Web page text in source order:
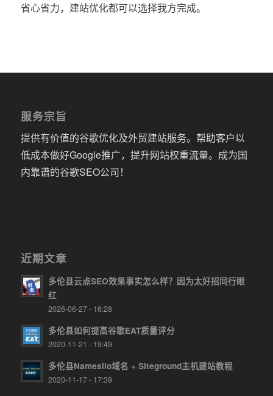
省心省力，建站优化都可以选择我方完成。
服务宗旨
提供有价值的谷歌优化及外贸建站服务。帮助客户以
低成本做好Google推广，提升网站权重流量。成为国
内靠谱的谷歌SEO公司！
近期文章
多伦县云点SEO效果事实怎么样？因为太好招同行眼
红
2026-06-27 - 16:28
多伦县如何提高谷歌EAT质量评分
2020-11-21 - 19:49
多伦县Namesilo域名 + Siteground主机建站教程
2020-11-17 - 17:39